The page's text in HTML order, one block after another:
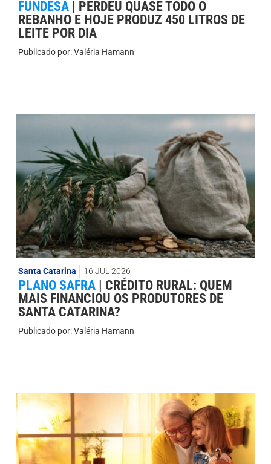
FUNDESA
PERDEU QUASE TODO O
REBANHO E HOJE PRODUZ 450 LITROS DE
LEITE POR DIA
Publicado por:Valéria Hamann
Santa Catarina 16 JUL 2026
PLANO SAFRA
CRÉDITO RURAL: QUEM
MAIS FINANCIOU OS PRODUTORES DE
SANTA CATARINA?
Publicado por:Valéria Hamann